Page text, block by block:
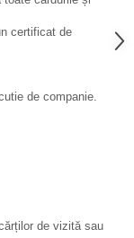
certificat de
de companie.
de vizită sau